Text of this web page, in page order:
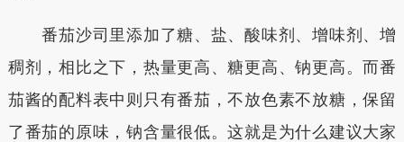
番茄沙司里添加了糖、盐、酸味剂、增味剂、增
稠剂，相比之下，热量更高、糖更高、钠更高。而番
茄酱的配料表中则只有番茄，不放色素不放糖，保留
了番茄的原味，钠含量很低。这就是为什么建议大家